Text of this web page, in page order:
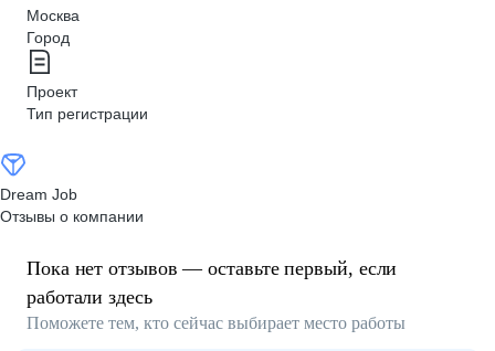
Москва
Город
Проект
Тип регистрации
Dream Job
Отзывы о компании
Пока нет отзывов — оставьте первый, если
работали здесь
Поможете тем, кто сейчас выбирает место работы